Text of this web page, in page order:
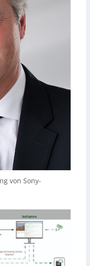
von Sony-